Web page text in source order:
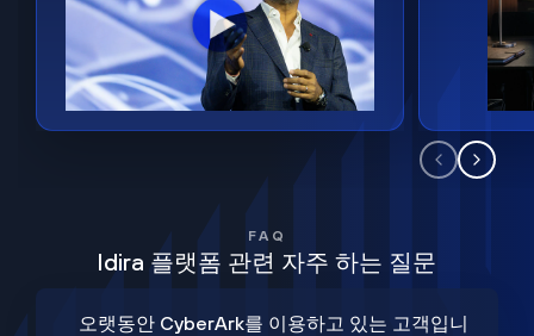
FAQ
Idira 플랫폼 관련 자주 하는 질문
오랫동안 CyberArk를 이용하고 있는 고객입니